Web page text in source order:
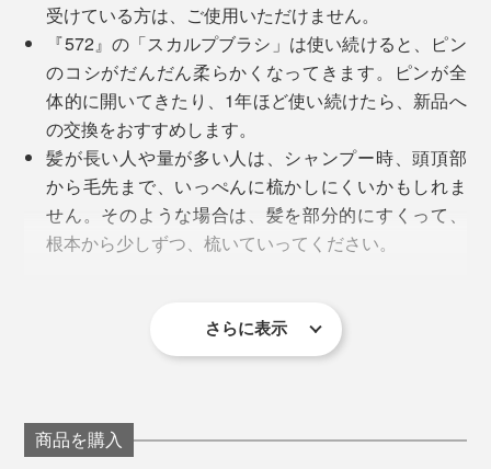
ピンはそれぞれ、「長ピン（先端のボールは小さめ）」
「毛穴の汚れ落し」はもちろん、「マッサージ効果」に
よって、シャンプーを流し終わった後は、アタマ全体が
スッキリ軽く感じるはずです。
シャンプー後の「トリートメント」や、お風呂上りや起
床後の「育毛剤」を使う時も、「スカルプブラシ」は大
活躍。
試しに、あなたのアタマを、両手でつかんでみてくださ
い。頭皮がコチコチで動かない、コリのような痛みを感
じる……頭皮の血行不良かもしれません。
頭皮がこわばったままだと、髪へ栄養が行き渡らない
受けている方は、ご使用いただけません。
『572』の「スカルプブラシ」は使い続けると、ピン
のコシがだんだん柔らかくなってきます。ピンが全
体的に開いてきたり、1年ほど使い続けたら、新品へ
の交換をおすすめします。
髪が長い人や量が多い人は、シャンプー時、頭頂部
から毛先まで、いっぺんに梳かしにくいかもしれま
せん。そのような場合は、髪を部分的にすくって、
根本から少しずつ、梳いていってください。
後、水分をよくきって、湿気の少ない場所に、その
まま置いて乾かしてください（ブラシを置くスタン
《商品仕様》
さらに表示
商品を購入